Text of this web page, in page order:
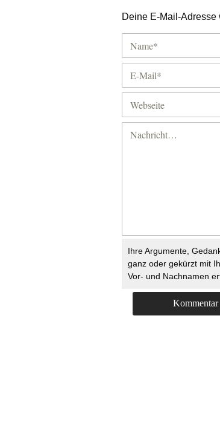
Deine E-Mail-Adresse
Ihre Argumente,
ganz oder gekürzt mit
Vor- und Nachnamen